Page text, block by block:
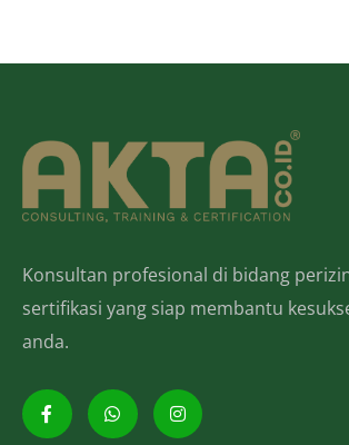
Konsultan profesional di bidang
sertifikasi yang siap membantu
anda.